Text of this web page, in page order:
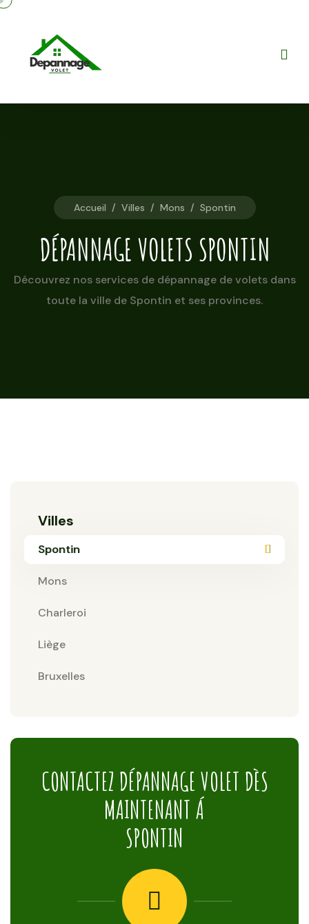
Accueil / Villes / Mons / Spontin
DÉPANNAGE VOLETS SPONTIN
Découvrez nos services de dépannage de volets dans
toute la ville de Spontin et ses provinces.
Villes
Spontin
Mons
Charleroi
Liège
Bruxelles
CONTACTEZ DÉPANNAGE VOLET DÈS
MAINTENANT Á
SPONTIN